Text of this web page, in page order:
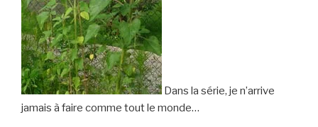
Dans la série, je n’arrive
jamais à faire comme tout le monde…